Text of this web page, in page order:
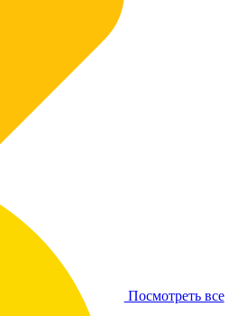
Посмотреть все